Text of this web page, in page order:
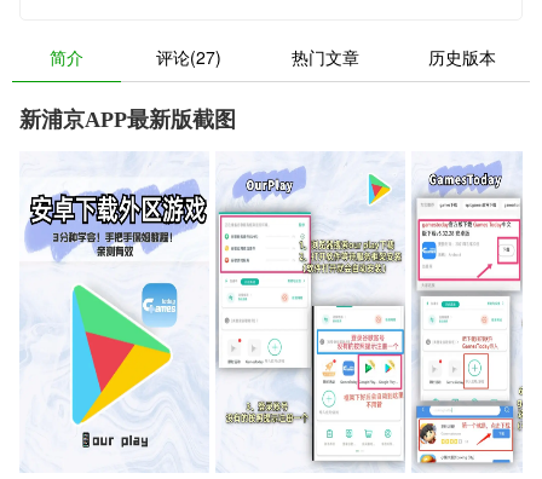
简介 评论(27) 热门文章 历史版本
新浦京APP最新版截图